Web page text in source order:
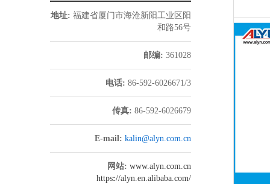
地址: 福建省厦门市海沧新阳工业区阳
和路56号
邮编: 361028
电话: 86-592-6026671/3
传真: 86-592-6026679
E-mail: kalin@alyn.com.cn
网站: www.alyn.com.cn
https://alyn.en.alibaba.com/